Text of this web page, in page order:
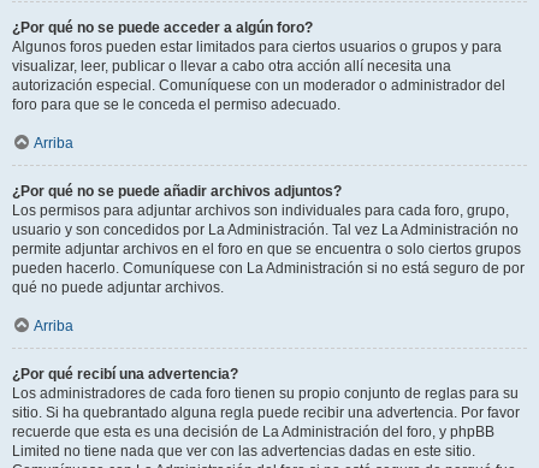
¿Por qué no se puede acceder a algún foro?
Algunos foros pueden estar limitados para ciertos usuarios o grupos y para
visualizar, leer, publicar o llevar a cabo otra acción allí necesita una
autorización especial. Comuníquese con un moderador o administrador del
foro para que se le conceda el permiso adecuado.
Arriba
¿Por qué no se puede añadir archivos adjuntos?
Los permisos para adjuntar archivos son individuales para cada foro, grupo,
usuario y son concedidos por La Administración. Tal vez La Administración no
permite adjuntar archivos en el foro en que se encuentra o solo ciertos grupos
pueden hacerlo. Comuníquese con La Administración si no está seguro de por
qué no puede adjuntar archivos.
Arriba
¿Por qué recibí una advertencia?
Los administradores de cada foro tienen su propio conjunto de reglas para su
sitio. Si ha quebrantado alguna regla puede recibir una advertencia. Por favor
recuerde que esta es una decisión de La Administración del foro, y phpBB
Limited no tiene nada que ver con las advertencias dadas en este sitio.